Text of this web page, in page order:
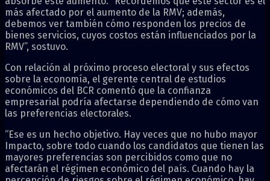
más afectado por el aumento de la RMV; además,
debemos ver también cómo responden los precios de
bienes servicios, cuyos costos están influenciados por la
RMV”, sostuvo.
Con relación al próximo proceso electoral y sus efectos
sobre la economía, el gerente central de estudios
económicos del BCR comentó que la confianza
empresarial podría afectarse dependiendo de cómo van
las preferencias electorales.
“Ese es un hecho objetivo. Hay veces que no hubo mayor
Impacto, sobre todo cuando los candidatos que tienen las
mayores preferencias son percibidos como que no
afectarán el régimen económico del país. Cuando hay la